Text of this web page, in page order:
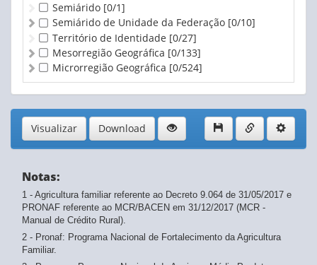
Semiárido [0/1]
Semiárido de Unidade da Federação [0/10]
Território de Identidade [0/27]
Mesorregião Geográfica [0/133]
Microrregião Geográfica [0/524]
Visualizar Download
Notas:
1 - Agricultura familiar referente ao Decreto 9.064 de 31/05/2017 e
PRONAF referente ao MCR/BACEN em 31/12/2017 (MCR -
Manual de Crédito Rural).
2 - Pronaf: Programa Nacional de Fortalecimento da Agricultura
Familiar.